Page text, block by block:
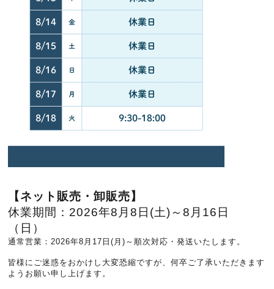
【ネット販売・卸販売】
休業期間： 2026年8月8日(土)～8月 16日
（日）
通常営業：2026年8月17日(月)～順次対応・発送いたします。
皆様にご迷惑をおかけし大変恐縮ですが、何卒ご了承いただきます
ようお願い申し上げます。